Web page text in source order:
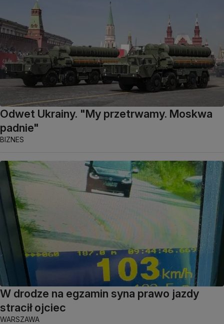
Odwet Ukrainy. "My przetrwamy. Moskwa
padnie"
BIZNES
W drodze na egzamin syna prawo jazdy
stracił ojciec
WARSZAWA